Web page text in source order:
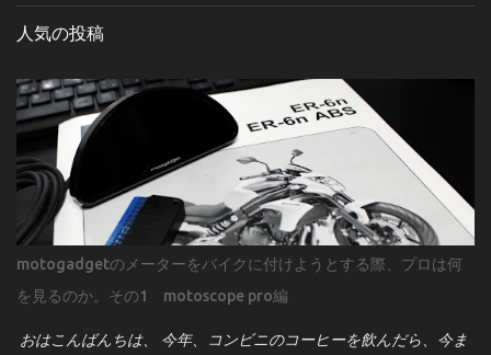
人気の投稿
motogadgetのメーターをバイクに付けようとする際、プロは何
を見るのか。その1 motoscope pro編
おはこんばんちは、 今年、コンビニのコーヒーを飲んだら、今ま